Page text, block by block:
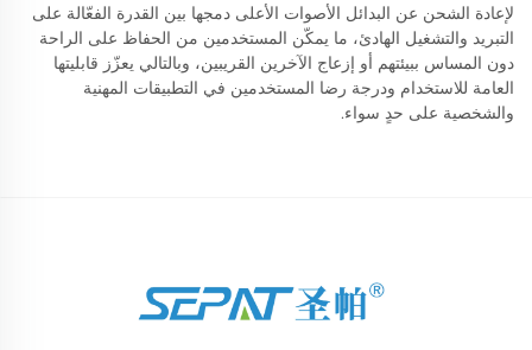
لإعادة الشحن عن البدائل الأصوات الأعلى دمجها بين القدرة الفعّالة على
التبريد والتشغيل الهادئ، ما يمكّن المستخدمين من الحفاظ على الراحة
دون المساس ببيئتهم أو إزعاج الآخرين القريبين، وبالتالي يعزّز قابليتها
العامة للاستخدام ودرجة رضا المستخدمين في التطبيقات المهنية
والشخصية على حدٍ سواء.